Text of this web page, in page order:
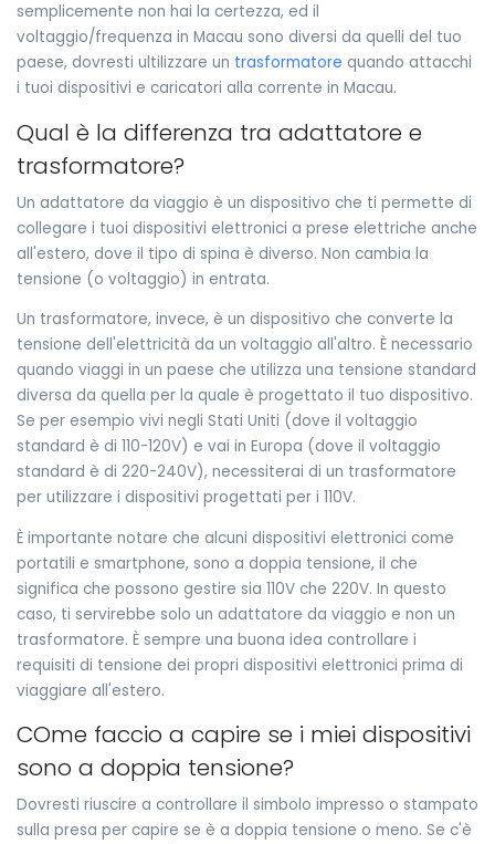
semplicemente non hai la certezza, ed il
voltaggio/frequenza in Macau sono diversi da quelli del tuo
paese, dovresti ultilizzare un trasformatore quando attacchi
i tuoi dispositivi e caricatori alla corrente in Macau.
Qual è la differenza tra adattatore e
trasformatore?
Un adattatore da viaggio è un dispositivo che ti permette di
collegare i tuoi dispositivi elettronici a prese elettriche anche
all'estero, dove il tipo di spina è diverso. Non cambia la
tensione (o voltaggio) in entrata.
Un trasformatore, invece, è un dispositivo che converte la
tensione dell'elettricità da un voltaggio all'altro. È necessario
quando viaggi in un paese che utilizza una tensione standard
diversa da quella per la quale è progettato il tuo dispositivo.
Se per esempio vivi negli Stati Uniti (dove il voltaggio
standard è di 110-120V) e vai in Europa (dove il voltaggio
standard è di 220-240V), necessiterai di un trasformatore
per utilizzare i dispositivi progettati per i 110V.
È importante notare che alcuni dispositivi elettronici come
portatili e smartphone, sono a doppia tensione, il che
significa che possono gestire sia 110V che 220V. In questo
caso, ti servirebbe solo un adattatore da viaggio e non un
trasformatore. È sempre una buona idea controllare i
requisiti di tensione dei propri dispositivi elettronici prima di
viaggiare all'estero.
COme faccio a capire se i miei dispositivi
sono a doppia tensione?
Dovresti riuscire a controllare il simbolo impresso o stampato
sulla presa per capire se è a doppia tensione o meno. Se c'è